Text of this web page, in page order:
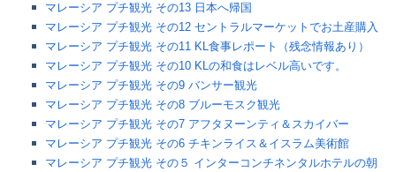
マレーシア プチ観光 その13 日本へ帰国
マレーシア プチ観光 その12 セントラルマーケットでお土産購入
マレーシア プチ観光 その11 KL食事レポート（残念情報あり）
マレーシア プチ観光 その10 KLの和食はレベル高いです。
マレーシア プチ観光 その9 バンサー観光
マレーシア プチ観光 その8 ブルーモスク観光
マレーシア プチ観光 その7 アフタヌーンティ＆スカイバー
マレーシア プチ観光 その6 チキンライス＆イスラム美術館
マレーシア プチ観光 その５ インターコンチネンタルホテルの朝